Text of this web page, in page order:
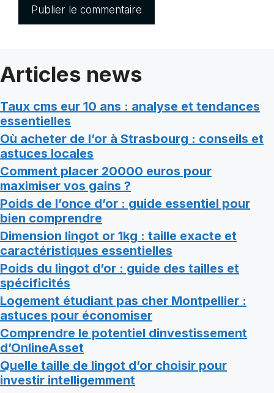
Articles news
Taux cms eur 10 ans : analyse et tendances
essentielles
Où acheter de l’or à Strasbourg : conseils et
astuces locales
Comment placer 20000 euros pour
maximiser vos gains ?
Poids de l’once d’or : guide essentiel pour
bien comprendre
Dimension lingot or 1kg : taille exacte et
caractéristiques essentielles
Poids du lingot d’or : guide des tailles et
spécificités
Logement étudiant pas cher Montpellier :
astuces pour économiser
Comprendre le potentiel dinvestissement
d’OnlineAsset
Quelle taille de lingot d’or choisir pour
investir intelligemment